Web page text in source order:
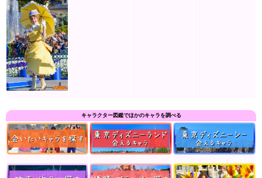
キャラクター図鑑でほかのキャラを調べる